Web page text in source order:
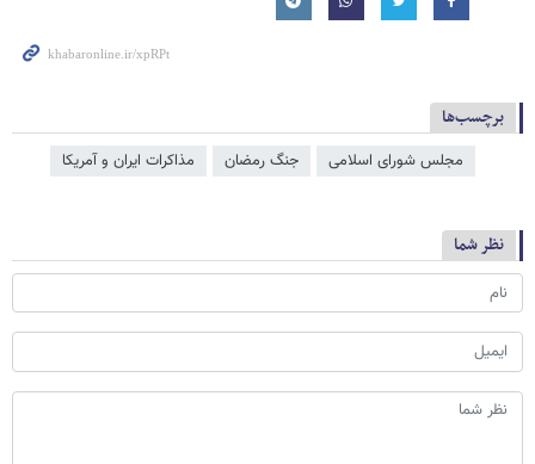
برچسب‌ها
مجلس شورای اسلامی جنگ رمضان مذاکرات ایران و آمریکا
نظر شما